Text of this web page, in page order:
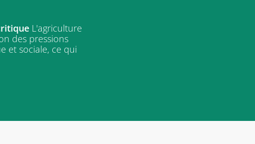
L'agriculture
des pressions
et sociale, ce qui